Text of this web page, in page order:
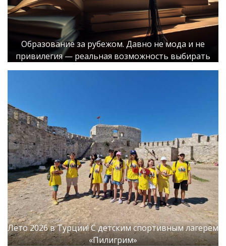
Образование за рубежом. Давно не мода и не
привилегия — реальная возможность выбирать
Лето 2026 в Турции! С детским спортивным лагерем
«Пилигрим»